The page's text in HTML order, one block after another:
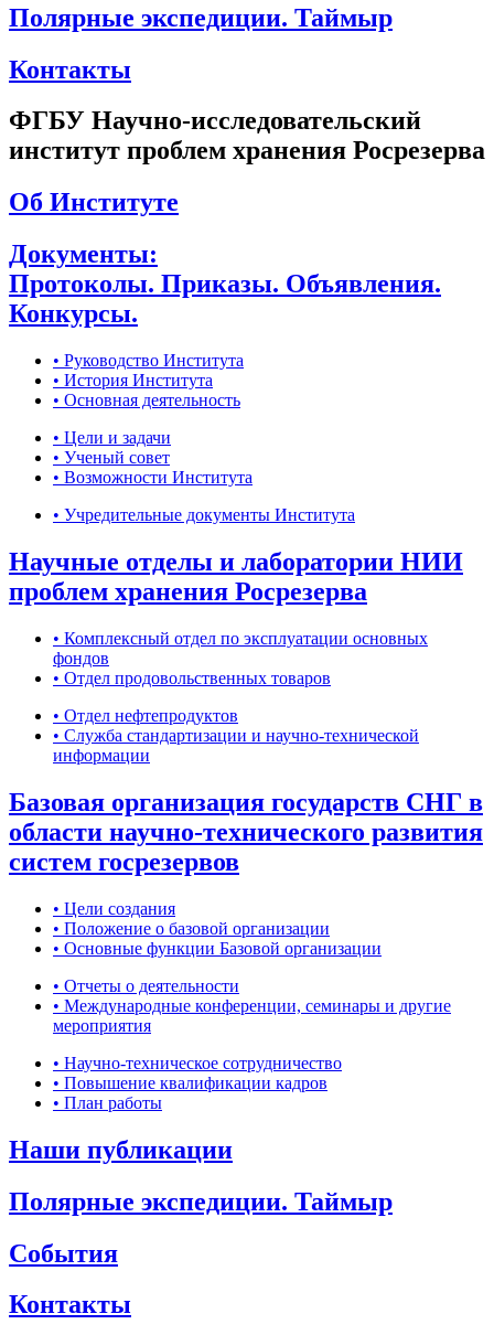
Полярные экспедиции. Таймыр
Контакты
ФГБУ Научно-исследовательский
институт проблем хранения Росрезерва
Об Институте
Документы:
Протоколы. Приказы. Объявления.
Конкурсы.
• Руководство Института
• История Института
• Основная деятельность
• Цели и задачи
• Ученый совет
• Возможности Института
• Учредительные документы Института
Научные отделы и лаборатории НИИ
проблем хранения Росрезерва
• Комплексный отдел по эксплуатации основных
фондов
• Отдел продовольственных товаров
• Отдел нефтепродуктов
• Служба стандартизации и научно-технической
информации
Базовая организация государств СНГ в
области научно-технического развития
систем госрезервов
• Цели создания
• Положение о базовой организации
• Основные функции Базовой организации
• Отчеты о деятельности
• Международные конференции, семинары и другие
мероприятия
• Научно-техническое сотрудничество
• Повышение квалификации кадров
• План работы
Наши публикации
Полярные экспедиции. Таймыр
События
Контакты